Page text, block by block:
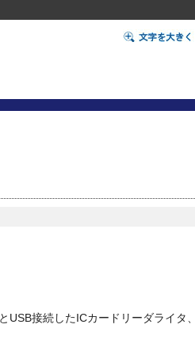
接続したICカードリーダライタ